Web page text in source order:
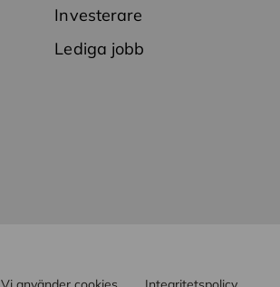
Investerare
Lediga jobb